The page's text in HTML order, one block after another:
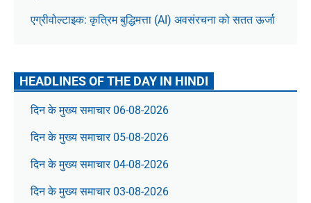
एग्रीवोल्टाइक: कृत्रिम बुद्धिमत्ता (AI) अवसंरचना को सतत ऊर्जा
HEADLINES OF THE DAY IN HINDI
दिन के मुख्य समाचार 06-08-2026
दिन के मुख्य समाचार 05-08-2026
दिन के मुख्य समाचार 04-08-2026
दिन के मुख्य समाचार 03-08-2026